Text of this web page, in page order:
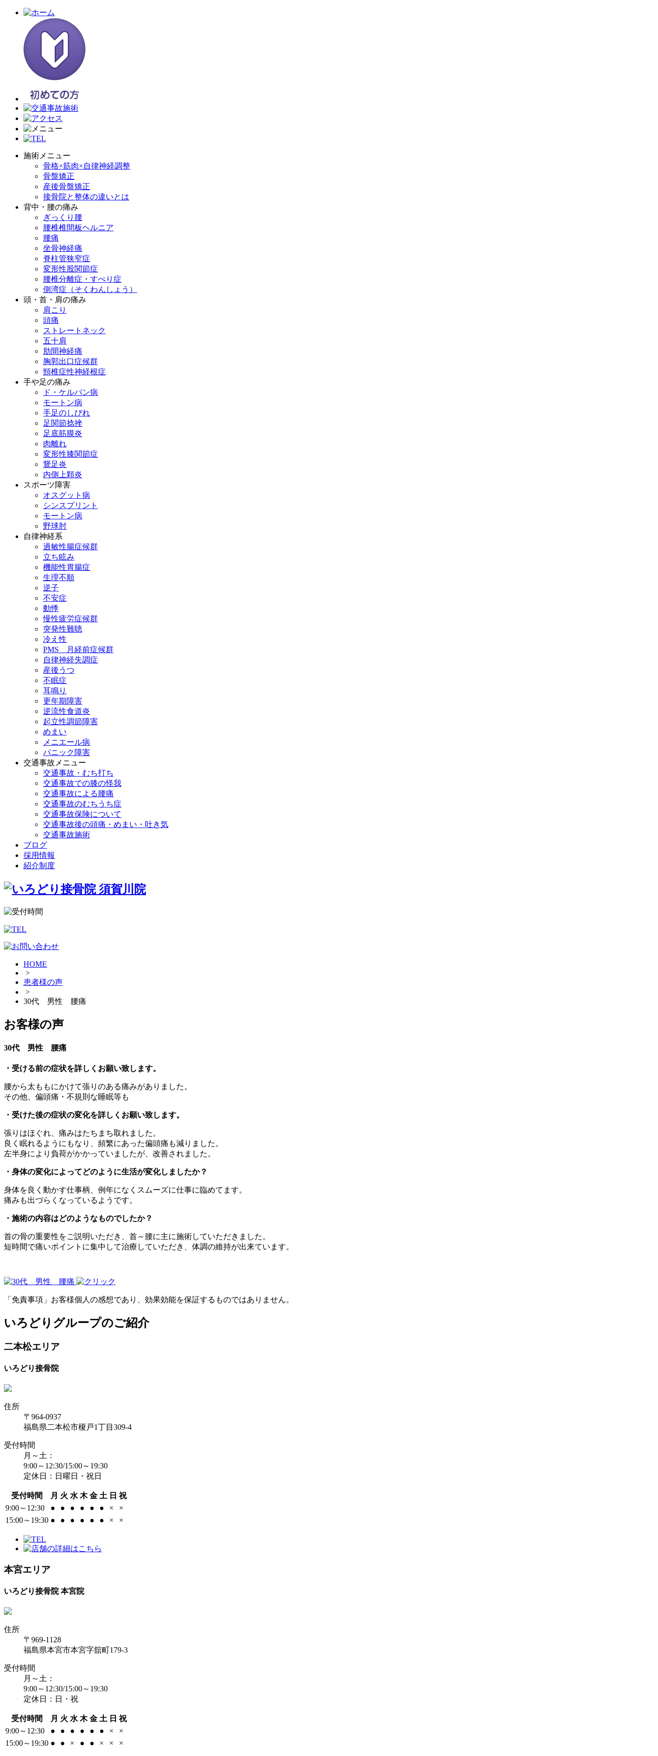
施術メニュー
骨格×筋肉×自律神経調整
骨盤矯正
産後骨盤矯正
接骨院と整体の違いとは
背中・腰の痛み
ぎっくり腰
腰椎椎間板ヘルニア
腰痛
坐骨神経痛
脊柱管狭窄症
変形性股関節症
腰椎分離症・すべり症
側湾症（そくわんしょう）
頭・首・肩の痛み
肩こり
頭痛
ストレートネック
五十肩
肋間神経痛
胸郭出口症候群
頸椎症性神経根症
手や足の痛み
ド・ケルバン病
モートン病
手足のしびれ
足関節捻挫
足底筋膜炎
肉離れ
変形性膝関節症
鵞足炎
内側上顆炎
スポーツ障害
オスグット病
シンスプリント
モートン病
野球肘
自律神経系
過敏性腸症候群
立ち眩み
機能性胃腸症
生理不順
逆子
不安症
動悸
慢性疲労症候群
突発性難聴
冷え性
PMS 月経前症候群
自律神経失調症
産後うつ
不眠症
耳鳴り
更年期障害
逆流性食道炎
起立性調節障害
めまい
メニエール病
パニック障害
交通事故メニュー
交通事故・むち打ち
交通事故での膝の怪我
交通事故による腰痛
交通事故のむちうち症
交通事故保険について
交通事故後の頭痛・めまい・吐き気
交通事故施術
ブログ
採用情報
紹介制度
HOME
>
患者様の声
>
30代 男性 腰痛
お客様の声
30代 男性 腰痛
・受ける前の症状を詳しくお願い致します。
腰から太ももにかけて張りのある痛みがありました。
その他、偏頭痛・不規則な睡眠等も
・受けた後の症状の変化を詳しくお願い致します。
張りはほぐれ、痛みはたちまち取れました。
良く眠れるようにもなり、頻繁にあった偏頭痛も減りました。
左半身により負荷がかかっていましたが、改善されました。
・身体の変化によってどのように生活が変化しましたか？
身体を良く動かす仕事柄、例年になくスムーズに仕事に臨めてます。
痛みも出づらくなっているようです。
・施術の内容はどのようなものでしたか？
首の骨の重要性をご説明いただき、首～腰に主に施術していただきました。
短時間で痛いポイントに集中して治療していただき、体調の維持が出来ています。
「免責事項」お客様個人の感想であり、効果効能を保証するものではありません。
いろどりグループのご紹介
二本松エリア
いろどり接骨院
住所
〒964-0937
福島県二本松市榎戸1丁目309-4
受付時間
月～土：
9:00～12:30/15:00～19:30
定休日：日曜日・祝日
受付時間 月 火 水 木 金 土 日 祝
9:00～12:30
● ● ● ● ● ● ×
×
15:00～19:30 ● ● ● ● ● ● × ×
本宮エリア
いろどり接骨院 本宮院
住所
〒969-1128
福島県本宮市本宮字舘町179-3
受付時間
月～土：
9:00～12:30/15:00～19:30
定休日：日・祝
受付時間 月 火 水 木 金 土 日 祝
9:00～12:30
● ● ● ● ● ● ×
×
15:00～19:30 ● ● × ● ● × × ×